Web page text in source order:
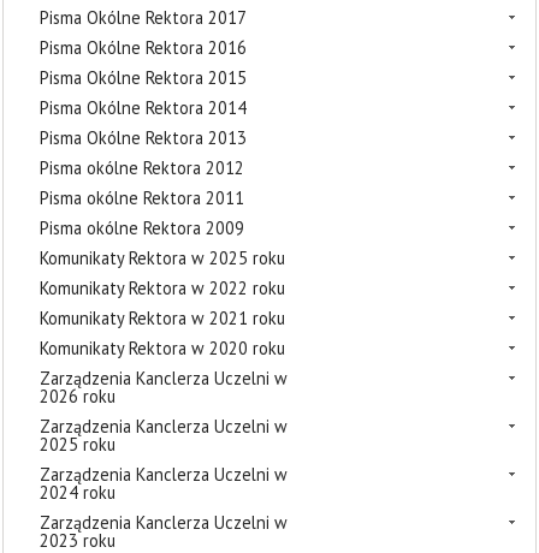
Pisma Okólne Rektora 2017
Pisma Okólne Rektora 2016
Pisma Okólne Rektora 2015
Pisma Okólne Rektora 2014
Pisma Okólne Rektora 2013
Pisma okólne Rektora 2012
Pisma okólne Rektora 2011
Pisma okólne Rektora 2009
Komunikaty Rektora w 2025 roku
Komunikaty Rektora w 2022 roku
Komunikaty Rektora w 2021 roku
Komunikaty Rektora w 2020 roku
Zarządzenia Kanclerza Uczelni w
2026 roku
Zarządzenia Kanclerza Uczelni w
2025 roku
Zarządzenia Kanclerza Uczelni w
2024 roku
Zarządzenia Kanclerza Uczelni w
2023 roku